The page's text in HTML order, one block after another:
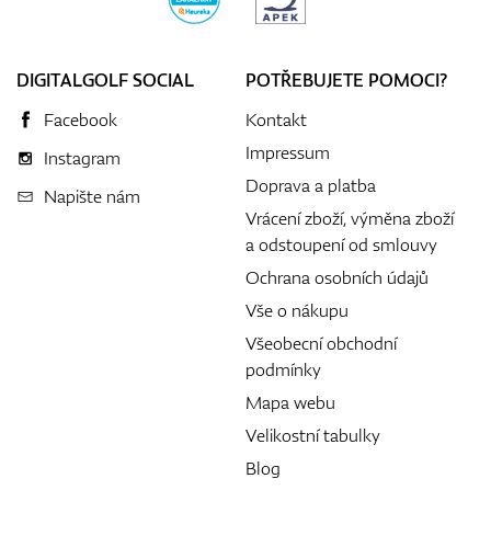
DIGITALGOLF SOCIAL
Facebook
Instagram
Napište nám
POTŘEBUJETE POMOCI?
Kontakt
Impressum
Doprava a platba
Vrácení zboží, výměna zboží
a odstoupení od smlouvy
Ochrana osobních údajů
Vše o nákupu
Všeobecní obchodní
podmínky
Mapa webu
Velikostní tabulky
Blog